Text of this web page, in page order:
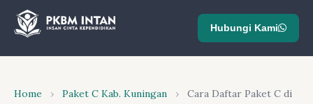
Hubungi Kami
Home › Paket C Kab. Kuningan ›
Cara Daftar Paket C di